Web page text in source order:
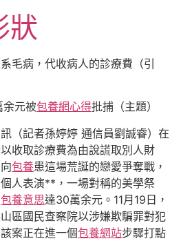
狀
毛病，代收病人的診療費（引
余元被包養網心得批捕（主題）
（記者孫婷婷 通信員劉誠睿）在
收取診療費為由說謊取別人財
包養患這場荒誕的戀愛爭奪戰，
人表演**，一場對稱的美學祭
包養意思達30萬余元。11月19日，
區國民查察院以涉嫌欺騙罪對犯
案正在進一個包養網站步驟打點